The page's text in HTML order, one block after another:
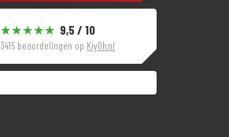
9,5 / 10
3415 beoordelingen op KiyOh.nl